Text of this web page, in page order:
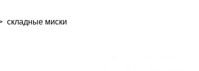
складные миски